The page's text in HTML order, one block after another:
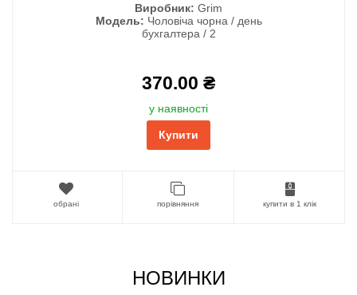
Виробник: Grim
Модель: Чоловіча чорна / день
бухгалтера / 2
370.00 ₴
у наявності
Купити
обрані порівняння купити в 1 клік
НОВИНКИ